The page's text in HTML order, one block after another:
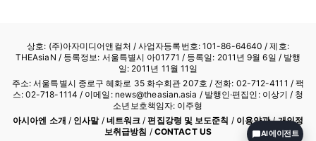
상호: (주)아자미디어앤컬처 /사업자등록번호: 101-86-64640 / 제호:
THEAsiaN / 등록정보: 서울특별시 아01771 / 등록일: 2011년 9월 6일 / 발행
일: 2011년 11월 11일
주소: 서울특별시 종로구 혜화로 35 화수회관 207호 / 전화: 02-712-4111 / 팩
스: 02-718-1114 / 이메일: news@theasian.asia / 발행인·편집인: 이상기 / 청
소년보호책임자: 이주형
아시아엔 소개 / 인사말/ 네트워크 /편집강령 및 보도준칙 / 이용약관/개인정
보취급방침 / CONTACT US
AI 에이전트